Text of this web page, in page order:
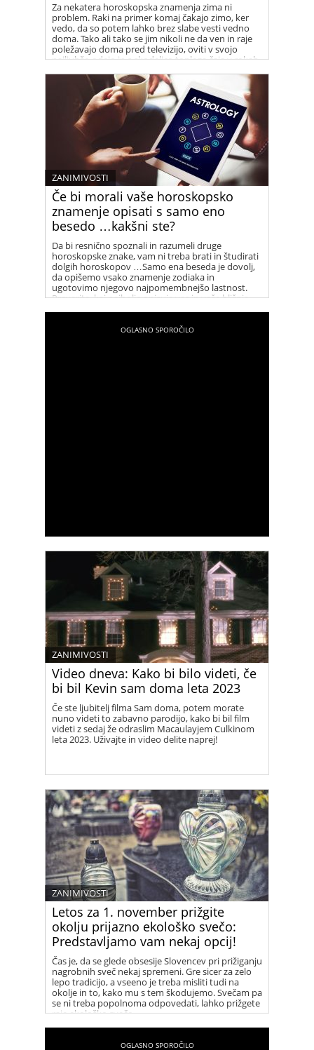
Za nekatera horoskopska znamenja zima ni
problem. Raki na primer komaj čakajo zimo, ker
vedo, da so potem lahko brez slabe vesti vedno
doma. Tako ali tako se jim nikoli ne da ven in raje
poležavajo doma pred televizijo, oviti v svojo
najljubšo odejo in s skodelico toplega čaja v rokah.
mora …ste med njimi?
Če bi morali vaše horoskopsko
znamenje opisati s samo eno
besedo …kakšni ste?
ZANIMIVOSTI
Da bi resnično spoznali in razumeli druge
horoskopske znake, vam ni treba brati in študirati
dolgih horoskopov …Samo ena beseda je dovolj,
da opišemo vsako znamenje zodiaka in
ugotovimo njegovo najpomembnejšo lastnost.
Preverite, kaj najbolje opisuje vas in vaše bližnje.
Video dneva: Kako bi bilo videti, če
bi bil Kevin sam doma leta 2023
ZANIMIVOSTI
Če ste ljubitelj filma Sam doma, potem morate
nuno videti to zabavno parodijo, kako bi bil film
videti z sedaj že odraslim Macaulayjem Culkinom
leta 2023. Uživajte in video delite naprej!
Letos za 1. november prižgite
okolju prijazno ekološko svečo:
Predstavljamo vam nekaj opcij!
ZANIMIVOSTI
Čas je, da se glede obsesije Slovencev pri prižiganju
nagrobnih sveč nekaj spremeni. Gre sicer za zelo
lepo tradicijo, a vseeno je treba misliti tudi na
okolje in to, kako mu s tem škodujemo. Svečam pa
se ni treba popolnoma odpovedati, lahko prižgete
raje ekološko svečo.